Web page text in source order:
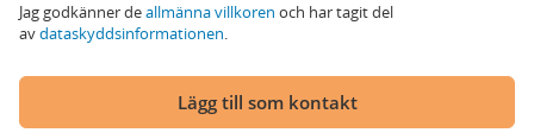
Jag godkänner deallmänna villkoren och har tagit del
avdataskyddsinformationen.
Lägg till som kontakt